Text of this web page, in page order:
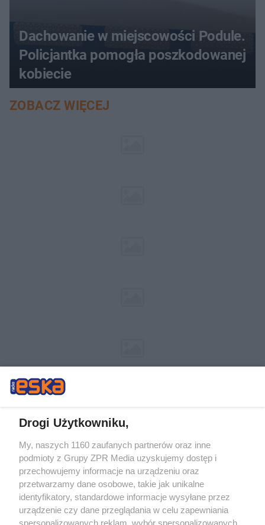
Dachowanie w miejscowości Podule.
Policjantka pomogła poszkodowanej
kobiecie
ZOBACZ WIĘCEJ
Żaden utwór zamieszczony w serwisie nie może być powielany i
rozpowszechniany lub dalej rozpowszechniany w jakikolwiek sposób (w
tym także elektroniczny lub mechaniczny) na jakimkolwiek polu
eksploatacji w jakiejkolwiek formie, włącznie z umieszczaniem w Internecie
bez pisemnej zgody właściciela praw. Jakiekolwiek użycie lub
wykorzystanie utworów w całości lub w części z naruszeniem prawa, tzn.
bez właściwej zgody, jest zabronione pod groźbą kary i może być ścigane
prawnie.
Drogi Użytkowniku,
My, naszych 1160 zaufanych partnerów oraz inne
podmioty z Grupy ZPR Media uzyskujemy dostęp i
przechowujemy informacje na urządzeniu oraz
przetwarzamy dane osobowe, takie jak unikalne
identyfikatory, standardowe informacje wysyłane przez
urządzenie czy dane przeglądania w celu zapewniania
spersonalizowanych reklam, wybór spersonalizowanych